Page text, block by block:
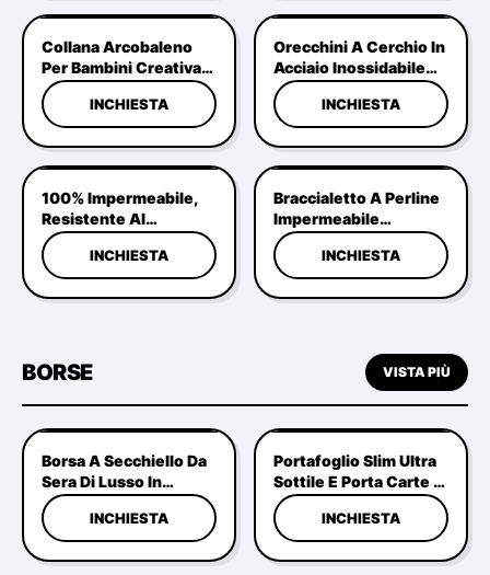
Adolescenti, Donne,
Migliore Amica, Regalo
Di Compleanno
Collana Arcobaleno
Per Bambini Creativa
Di Moda Collana Con
Farfalla Cuore
Smaltato Colorato
Collana Dell'Amicizia
INCHIESTA
Orecchini A Cerchio In
Acciaio Inossidabile
Impermeabili,
Ipoallergenici E
Resistenti
All'ossidazione Per
Donna
INCHIESTA
100% Impermeabile,
Resistente Al
Deterioramento,
Ipoallergenico, 18K
Dorato, Doppio Strato,
Braccialetto A Catena
INCHIESTA
Braccialetto A Perline
Impermeabile
Ipoallergenico 18K
Dorato Con Design A
Strati Regolabile
INCHIESTA
BORSE VISTA PIÙ
Borsa A Secchiello Da
Sera Di Lusso In
Cristallo - Borsa Da
Festa Con Strass
Scintillanti Con
Manico Superiore In
INCHIESTA
Portafoglio Slim Ultra
Sottile E Porta Carte In
Ecopelle Olografica (5
Slot) - OEM/ODM
INCHIESTA